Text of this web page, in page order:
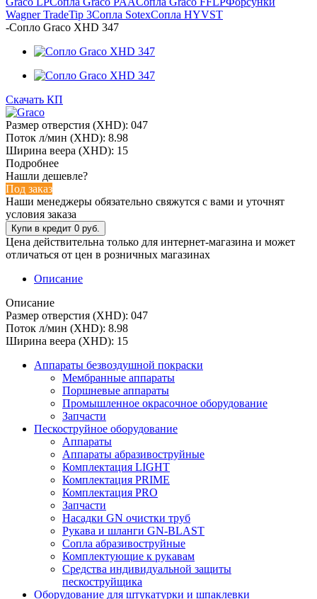
Wagner TradeTip 3Сопла SotexСопла HYVST
-Сопло Graco XHD 347
Скачать КП
Размер отверстия (XHD): 047
Поток л/мин (XHD): 8.98
Ширина веера (XHD): 15
Подробнее
Нашли дешевле?
Под заказ
Наши менеджеры обязательно свяжутся с вами и уточнят
условия заказа
Цена действительна только для интернет-магазина и может
отличаться от цен в розничных магазинах
Описание
Описание
Размер отверстия (XHD): 047
Поток л/мин (XHD): 8.98
Ширина веера (XHD): 15
Аппараты безвоздушной покраски
Мембранные аппараты
Поршневые аппараты
Промышленное окрасочное оборудование
Запчасти
Пескоструйное оборудование
Аппараты
Аппараты абразивоструйные
Комплектация LIGHT
Комплектация PRIME
Комплектация PRO
Запчасти
Насадки GN очистки труб
Рукава и шланги GN-BLAST
Сопла абразивоструйные
Комплектующие к рукавам
Средства индивидуальной защиты
пескоструйщика
Оборудование для штукатурки и шпаклевки